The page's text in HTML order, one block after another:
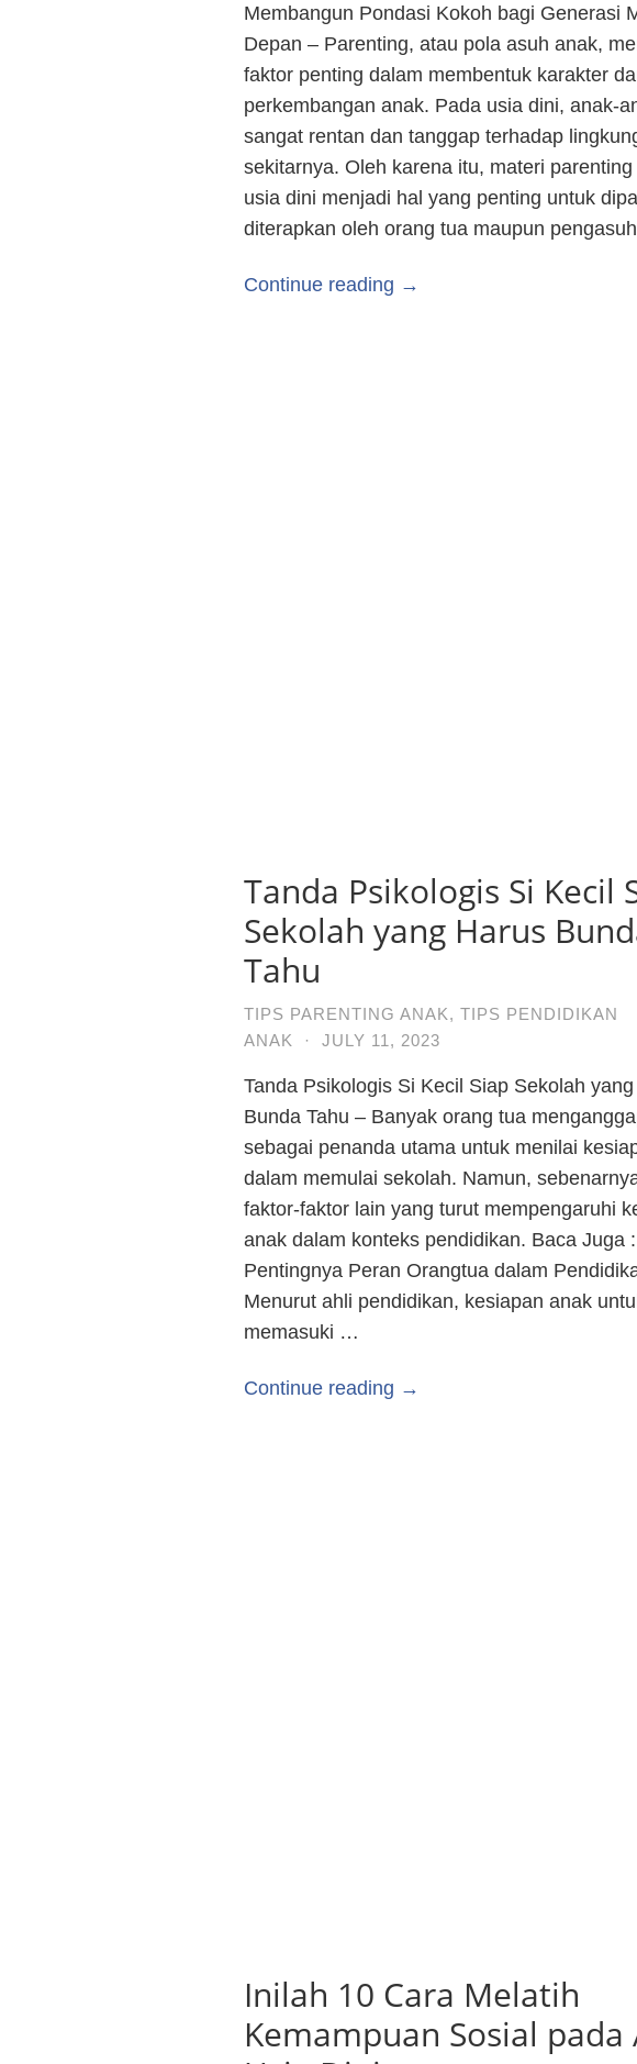
Membangun Pondasi Kokoh bagi Generasi
Depan – Parenting, atau pola asuh anak,
faktor penting dalam membentuk karakter
perkembangan anak. Pada usia dini, anak-
sangat rentan dan tanggap terhadap
sekitarnya. Oleh karena itu, materi
usia dini menjadi hal yang penting untuk
diterapkan oleh orang tua maupun
Continue reading →
Tanda Psikologis Si Kecil
Sekolah yang Harus
Tahu
TIPS PARENTING ANAK, TIPS PENDIDIKAN
ANAK
· JULY 11, 2023
Tanda Psikologis Si Kecil Siap Sekolah
Bunda Tahu – Banyak orang tua
sebagai penanda utama untuk menilai
dalam memulai sekolah. Namun,
faktor-faktor lain yang turut mempengaruhi
anak dalam konteks pendidikan. Baca Juga :
Pentingnya Peran Orangtua dalam
Menurut ahli pendidikan, kesiapan anak
memasuki …
Continue reading →
Inilah 10 Cara Melatih
Kemampuan Sosial pada